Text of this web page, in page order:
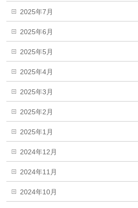
2025年7月
2025年6月
2025年5月
2025年4月
2025年3月
2025年2月
2025年1月
2024年12月
2024年11月
2024年10月